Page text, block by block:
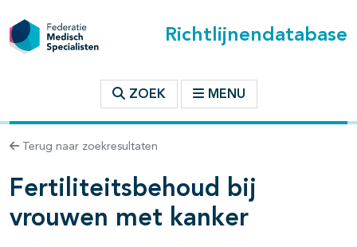
Richtlijnendatabase
ZOEK MENU
Terug naar zoekresultaten
Fertiliteitsbehoud bij
vrouwen met kanker
binnen deze richtlijn